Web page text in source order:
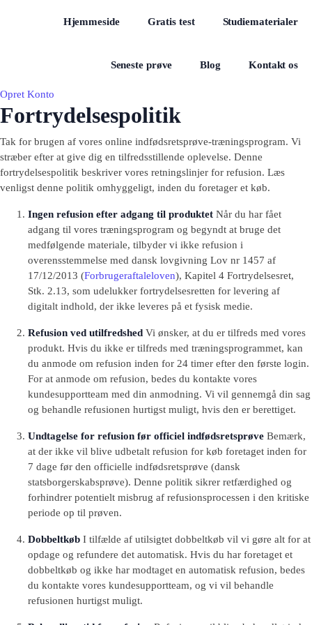
Hjemmeside Gratis test Studiematerialer
Seneste prøve Blog Kontakt os
Opret Konto
Fortrydelsespolitik
Tak for brugen af vores online indfødsretsprøve-træningsprogram. Vi
stræber efter at give dig en tilfredsstillende oplevelse. Denne
fortrydelsespolitik beskriver vores retningslinjer for refusion. Læs
venligst denne politik omhyggeligt, inden du foretager et køb.
Ingen refusion efter adgang til produktet Når du har fået
adgang til vores træningsprogram og begyndt at bruge det
medfølgende materiale, tilbyder vi ikke refusion i
overensstemmelse med dansk lovgivning Lov nr 1457 af
17/12/2013 (Forbrugeraftaleloven), Kapitel 4 Fortrydelsesret,
Stk. 2.13, som udelukker fortrydelsesretten for levering af
digitalt indhold, der ikke leveres på et fysisk medie.
Refusion ved utilfredshed Vi ønsker, at du er tilfreds med vores
produkt. Hvis du ikke er tilfreds med træningsprogrammet, kan
du anmode om refusion inden for 24 timer efter den første login.
For at anmode om refusion, bedes du kontakte vores
kundesupportteam med din anmodning. Vi vil gennemgå din sag
og behandle refusionen hurtigst muligt, hvis den er berettiget.
Undtagelse for refusion før officiel indfødsretsprøve Bemærk,
at der ikke vil blive udbetalt refusion for køb foretaget inden for
7 dage før den officielle indfødsretsprøve (dansk
statsborgerskabsprøve). Denne politik sikrer retfærdighed og
forhindrer potentielt misbrug af refusionsprocessen i den kritiske
periode op til prøven.
Dobbeltkøb I tilfælde af utilsigtet dobbeltkøb vil vi gøre alt for at
opdage og refundere det automatisk. Hvis du har foretaget et
dobbeltkøb og ikke har modtaget en automatisk refusion, bedes
du kontakte vores kundesupportteam, og vi vil behandle
refusionen hurtigst muligt.